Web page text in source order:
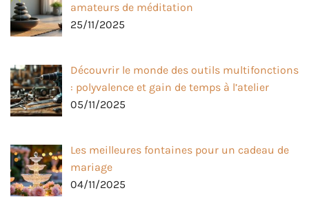
amateurs de méditation
25/11/2025
Découvrir le monde des outils multifonctions
: polyvalence et gain de temps à l’atelier
05/11/2025
Les meilleures fontaines pour un cadeau de
mariage
04/11/2025